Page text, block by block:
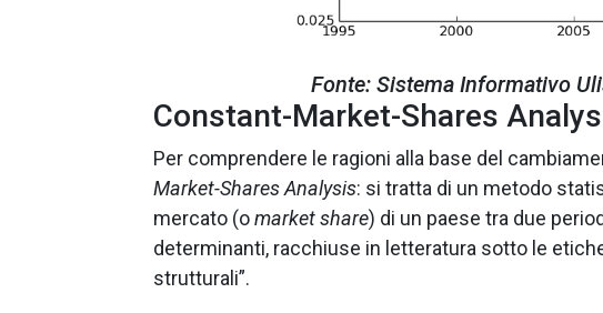
Fonte: Sistema Informativo
Constant-Market-Shares
Per comprendere le ragioni alla base del
Market-Shares Analysis: si tratta di un metodo
mercato (omarket share) di un paese tra due
determinanti, racchiuse in letteratura sotto le
strutturali”.